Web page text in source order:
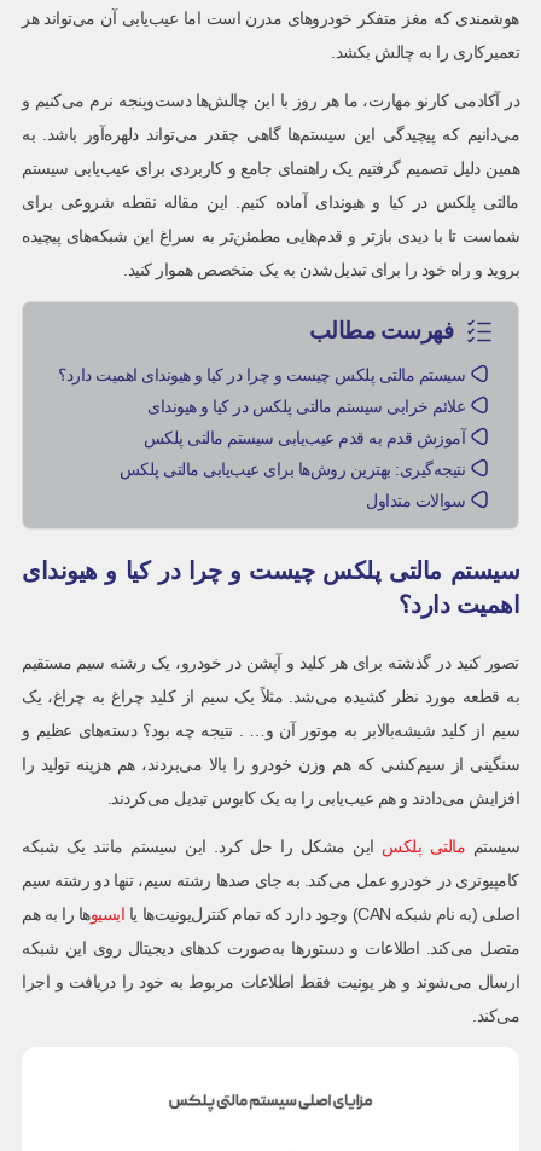
هوشمندی که مغز متفکر خودروهای مدرن است اما عیب‌یابی آن می‌تواند هر
تعمیرکاری را به چالش بکشد.
در آکادمی کارنو مهارت، ما هر روز با این چالش‌ها دست‌وپنجه نرم می‌کنیم و
می‌دانیم که پیچیدگی این سیستم‌ها گاهی چقدر می‌تواند دلهره‌آور باشد. به
همین دلیل تصمیم گرفتیم یک راهنمای جامع و کاربردی برای عیب‌یابی سیستم
مالتی پلکس در کیا و هیوندای آماده کنیم. این مقاله نقطه شروعی برای
شماست تا با دیدی بازتر و قدم‌هایی مطمئن‌تر به سراغ این شبکه‌های پیچیده
بروید و راه خود را برای تبدیل‌شدن به یک متخصص هموار کنید.
فهرست مطالب
سیستم مالتی پلکس چیست و چرا در کیا و هیوندای اهمیت دارد؟
علائم خرابی سیستم مالتی پلکس در کیا و هیوندای
آموزش قدم‌ به‌ قدم عیب‌یابی سیستم مالتی پلکس
نتیجه‌گیری: بهترین روش‌ها برای عیب‌یابی مالتی پلکس
سوالات متداول
سیستم مالتی پلکس چیست و چرا در کیا و هیوندای
اهمیت دارد؟
تصور کنید در گذشته برای هر کلید و آپشن در خودرو، یک رشته سیم مستقیم
به قطعه مورد نظر کشیده می‌شد. مثلاً یک سیم از کلید چراغ به چراغ، یک
سیم از کلید شیشه‌بالابر به موتور آن و… . نتیجه چه بود؟ دسته‌های عظیم و
سنگینی از سیم‌کشی که هم وزن خودرو را بالا می‌بردند، هم هزینه تولید را
افزایش می‌دادند و هم عیب‌یابی را به یک کابوس تبدیل می‌کردند.
سیستم مالتی پلکس این مشکل را حل کرد. این سیستم مانند یک شبکه
کامپیوتری در خودرو عمل می‌کند. به جای صدها رشته سیم، تنها دو رشته سیم
اصلی (به نام شبکه CAN) وجود دارد که تمام کنترل‌یونیت‌ها یا
ایسیوها را به هم
متصل می‌کند. اطلاعات و دستورها به‌صورت کدهای دیجیتال روی این شبکه
ارسال می‌شوند و هر یونیت فقط اطلاعات مربوط به خود را دریافت و اجرا
می‌کند.